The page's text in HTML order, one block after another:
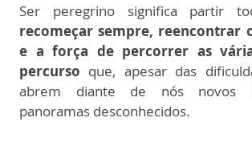
Ser peregrino significa partir
recomeçar sempre, reencontrar
e a força de percorrer as
percurso que, apesar das
abrem diante de nós novos
panoramas desconhecidos.